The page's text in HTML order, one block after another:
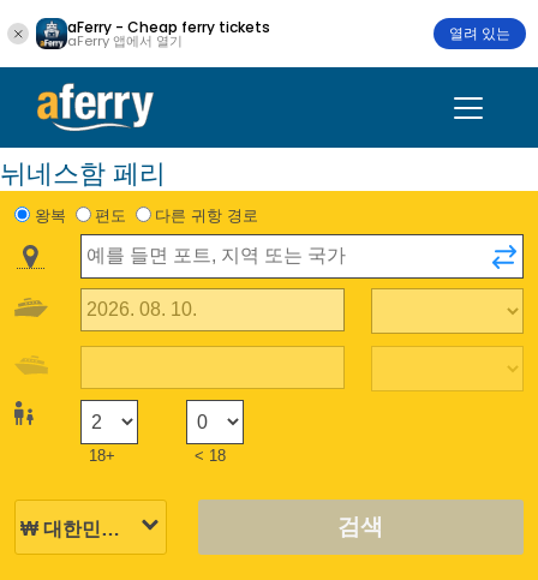
aFerry - Cheap ferry tickets
aFerry 앱에서 열기 열려 있는
뉘네스함 페리
왕복 편도 다른 귀항 경로
18+ < 18
검색